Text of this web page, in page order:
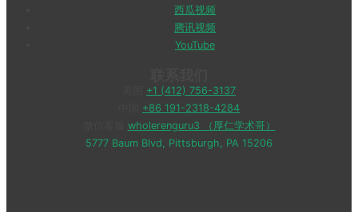
西瓜视频
腾讯视频
YouTube
+1 (412) 756-3137
+86 191-2318-4284
wholerenguru3 （厚仁学术哥）
5777 Baum Blvd, Pittsburgh, PA 15206